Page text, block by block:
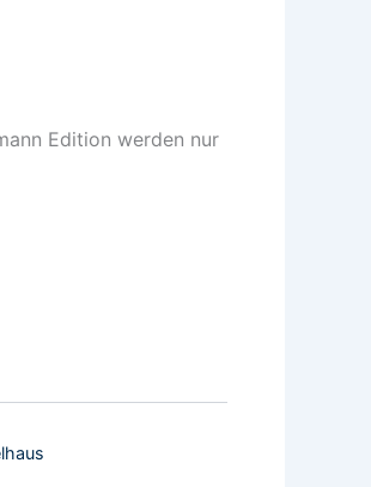
Edition werden nur